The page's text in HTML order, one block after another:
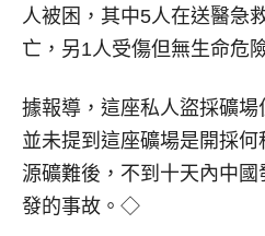
人被困，其中5人在送醫急
亡，另1人受傷但無生命危
據報導，這座私人盜採礦
並未提到這座礦場是開採
源礦難後，不到十天內中國
發的事故。◇